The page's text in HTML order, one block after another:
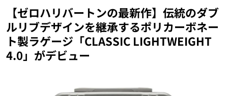
【ゼロハリバートンの最新作】伝統のダブ
ルリブデザインを継承するポリカーボネー
ト製ラゲージ「CLASSIC LIGHTWEIGHT
4.0」がデビュー